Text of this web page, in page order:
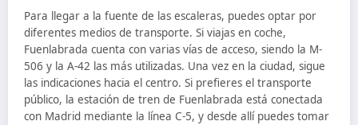
Para llegar a la fuente de las escaleras, puedes optar por
diferentes medios de transporte. Si viajas en coche,
Fuenlabrada cuenta con varias vías de acceso, siendo la M-
506 y la A-42 las más utilizadas. Una vez en la ciudad, sigue
las indicaciones hacia el centro. Si prefieres el transporte
público, la estación de tren de Fuenlabrada está conectada
con Madrid mediante la línea C-5, y desde allí puedes tomar